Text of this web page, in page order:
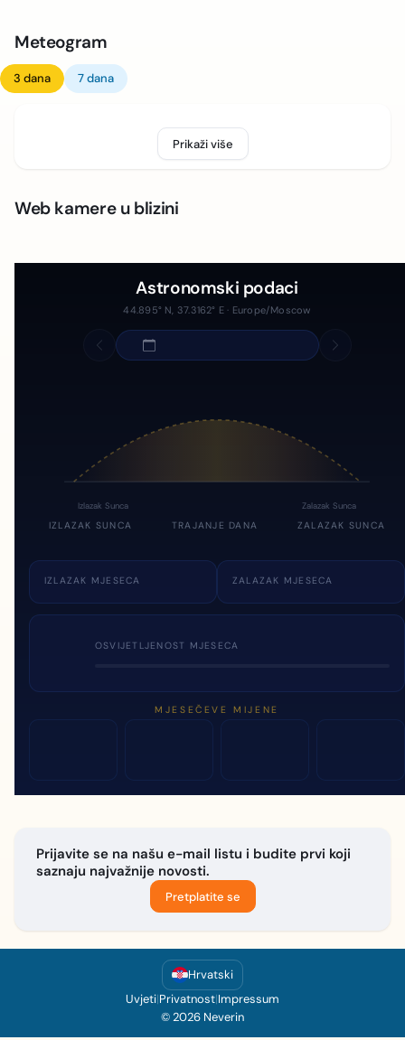
Meteogram
3 dana 7 dana
Prikaži više
Web kamere u blizini
Astronomski podaci
44.895° N, 37.3162° E · Europe/Moscow
Izlazak Sunca Zalazak Sunca
IZLAZAK SUNCA TRAJANJE DANA ZALAZAK SUNCA
IZLAZAK MJESECA ZALAZAK MJESECA
OSVIJETLJENOST MJESECA
MJESEČEVE MIJENE
Prijavite se na našu e-mail listu i budite prvi koji
saznaju najvažnije novosti.
Pretplatite se
Hrvatski
Uvjeti|Privatnost|Impressum
© 2026 Neverin